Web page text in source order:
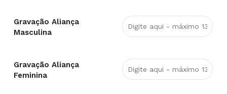
Gravação Aliança
Masculina
Gravação Aliança
Feminina